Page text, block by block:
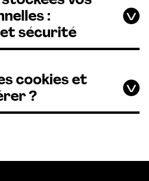
:
sécurité
cookies et
?